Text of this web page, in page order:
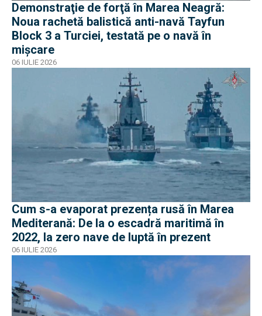
Demonstraţie de forţă în Marea Neagră:
Noua rachetă balistică anti-navă Tayfun
Block 3 a Turciei, testată pe o navă în
mișcare
06 IULIE 2026
Cum s-a evaporat prezența rusă în Marea
Mediterană: De la o escadră maritimă în
2022, la zero nave de luptă în prezent
06 IULIE 2026